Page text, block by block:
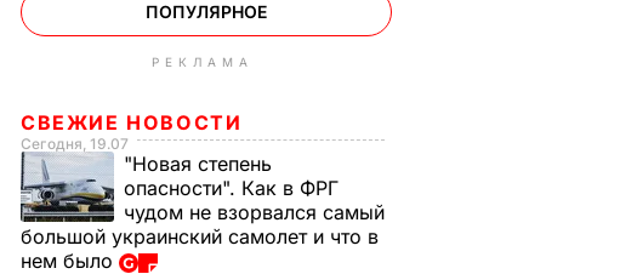
ПОПУЛЯРНОЕ
РЕКЛАМА
СВЕЖИЕ НОВОСТИ
Сегодня, 19.07
"Новая степень
опасности". Как в ФРГ
чудом не взорвался самый
большой украинский самолет и что в
нем было